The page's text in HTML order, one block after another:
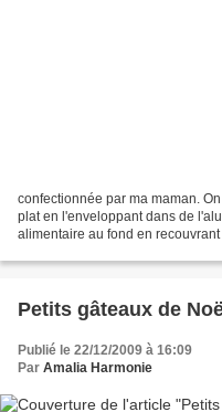
confectionnée par ma maman.
plat en l'enveloppant dans de
alimentaire au fond en
Petits gâteaux de
Publié le 22/12/2009 à 16:09
Par Amalia Harmonie